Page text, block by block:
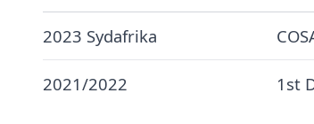
2023 Sydafrika
2021/2022 1st